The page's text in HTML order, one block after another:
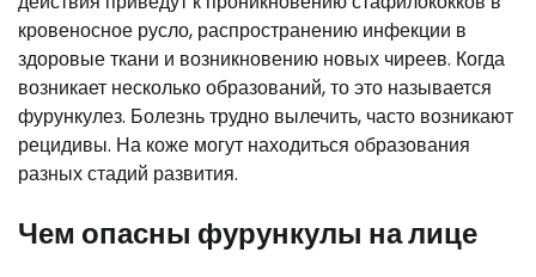
кровеносное русло, распространению инфекции в
здоровые ткани и возникновению новых чиреев. Когда
возникает несколько образований, то это называется
фурункулез. Болезнь трудно вылечить, часто возникают
рецидивы. На коже могут находиться образования
разных стадий развития.
Чем опасны фурункулы на лице